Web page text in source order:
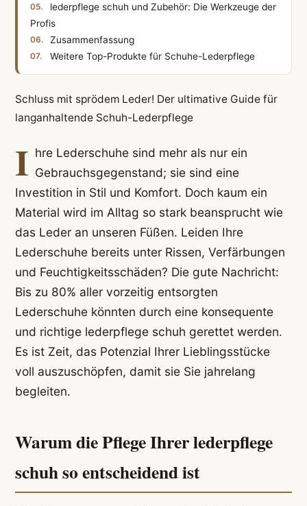
lederpflege schuh und Zubehör: Die Werkzeuge der
Profis
Zusammenfassung
Weitere Top-Produkte für Schuhe-Lederpflege
Schluss mit sprödem Leder! Der ultimative Guide für
langanhaltende Schuh-Lederpflege
I hre Lederschuhe sind mehr als nur ein
Gebrauchsgegenstand; sie sind eine
Investition in Stil und Komfort. Doch kaum ein
Material wird im Alltag so stark beansprucht wie
das Leder an unseren Füßen. Leiden Ihre
Lederschuhe bereits unter Rissen, Verfärbungen
und Feuchtigkeitsschäden? Die gute Nachricht:
Bis zu 80% aller vorzeitig entsorgten
Lederschuhe könnten durch eine konsequente
und richtige lederpflege schuh gerettet werden.
Es ist Zeit, das Potenzial Ihrer Lieblingsstücke
voll auszuschöpfen, damit sie Sie jahrelang
begleiten.
Warum die Pflege Ihrer lederpflege
schuh so entscheidend ist